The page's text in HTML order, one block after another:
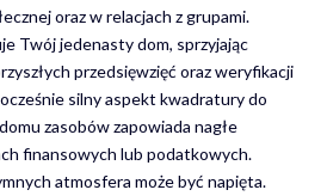
oraz w relacjach z grupami.
Twój jedenasty dom, sprzyjając
przedsięwzięć oraz weryfikacji
silny aspekt kwadratury do
zasobów zapowiada nagłe
finansowych lub podatkowych.
atmosfera może być napięta.